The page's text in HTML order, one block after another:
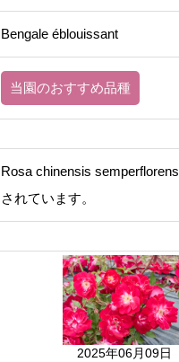
Bengale éblouissant
当園のおすすめ品種
Rosa chinensis semperflorens
されています。
2025年06月09日